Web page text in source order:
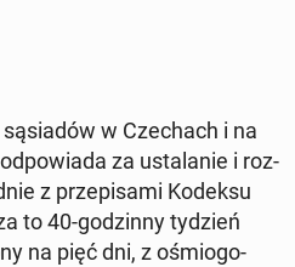
w Cze­chach i na
za usta­la­nie i roz­
z prze­pi­sa­mi Kodeksu
to 40-go­dzin­ny tydzień
na pięć dni, z ośmio­go­